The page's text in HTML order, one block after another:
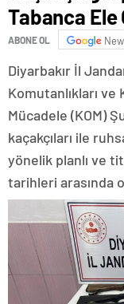
Tabanca Ele
ABONE OL
Diyarbakır İl
Komutanlıkları ve
Mücadele (KOM)
kaçakçıları ile
yönelik planlı ve
tarihleri arasında